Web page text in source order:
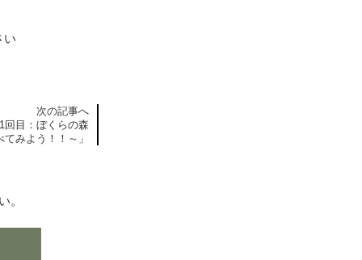
い
次の記事へ
回目：ぼくらの森
みよう！！～」
。